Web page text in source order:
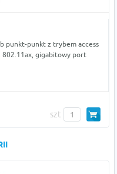
punkt-punkt z trybem access
802.11ax, gigabitowy port
szt